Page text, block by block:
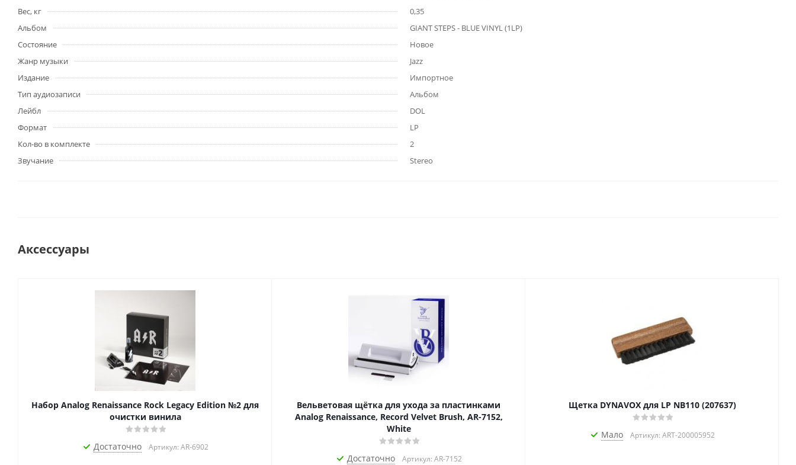
Вес, кг
0,35
Альбом
GIANT STEPS - BLUE VINYL (1LP)
Состояние
Новое
Жанр музыки
Jazz
Издание
Импортное
Тип аудиозаписи
Альбом
Лейбл
DOL
Формат
LP
Кол-во в комплекте
2
Звучание
Stereo
Аксессуары
Набор Analog Renaissance Rock Legacy Edition №2 для
очистки винила
Достаточно Артикул: AR-6902
Вельветовая щётка для ухода за пластинками
Analog Renaissance, Record Velvet Brush, AR-7152,
White
Достаточно Артикул: AR-7152
Щетка DYNAVOX для LP NB110 (207637)
Мало Артикул: ART-200005952